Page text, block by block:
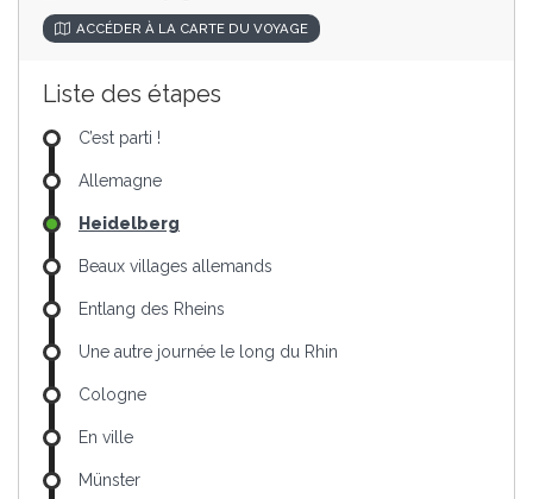
ACCÉDER À LA CARTE DU VOYAGE
Liste des étapes
C’est parti !
Allemagne
Heidelberg
Beaux villages allemands
Entlang des Rheins
Une autre journée le long du Rhin
Cologne
En ville
Münster